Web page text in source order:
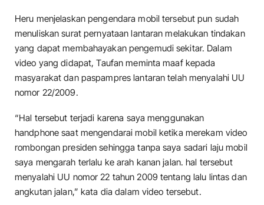
Heru menjelaskan pengendara mobil tersebut pun sudah
menuliskan surat pernyataan lantaran melakukan tindakan
yang dapat membahayakan pengemudi sekitar. Dalam
video yang didapat, Taufan meminta maaf kepada
masyarakat dan paspampres lantaran telah menyalahi UU
nomor 22/2009.
“Hal tersebut terjadi karena saya menggunakan
handphone saat mengendarai mobil ketika merekam video
rombongan presiden sehingga tanpa saya sadari laju mobil
saya mengarah terlalu ke arah kanan jalan. hal tersebut
menyalahi UU nomor 22 tahun 2009 tentang lalu lintas dan
angkutan jalan,” kata dia dalam video tersebut.